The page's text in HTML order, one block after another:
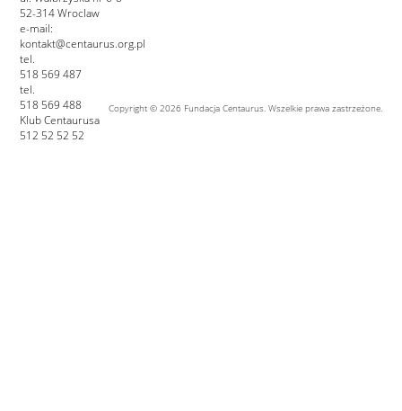
52-314 Wroclaw
e-mail:
kontakt@centaurus.org.pl
tel.
518 569 487
tel.
518 569 488
Klub Centaurusa
512 52 52 52
Copyright © 2026 Fundacja Centaurus. Wszelkie prawa zastrzeżone.